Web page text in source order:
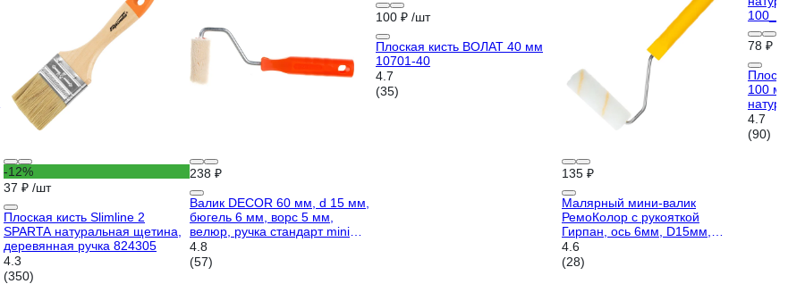
-12%
37 ₽ /шт
Плоская кисть Slimline 2
SPARTA натуральная щетина,
деревянная ручка 824305
4.3
(350)
238 ₽
Валик DECOR 60 мм, d 15 мм,
бюгель 6 мм, ворс 5 мм,
велюр, ручка стандарт mini
903-3060
4.8
(57)
100 ₽ /шт
Плоская кисть ВОЛАТ 40 мм
10701-40
4.7
(35)
135 ₽
Малярный мини-валик
РемоКолор с рукояткой
Гирпан, ось 6мм, D15мм,
100мм, 06-4-521
4.6
(28)
78 ₽
Плоская
100 мм,
100_z01
4.7
(90)